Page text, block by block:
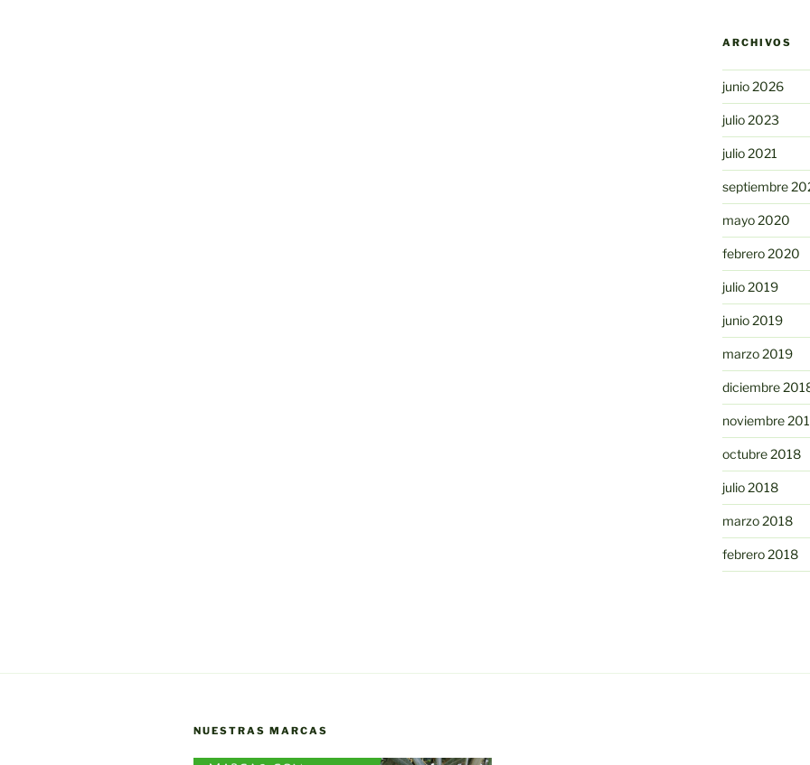
ARCHIVOS
junio 2026
julio 2023
julio 2021
septiembre
mayo 2020
febrero 2020
julio 2019
junio 2019
marzo 2019
diciembre
noviembre
octubre 2018
julio 2018
marzo 2018
febrero 2018
NUESTRAS MARCAS